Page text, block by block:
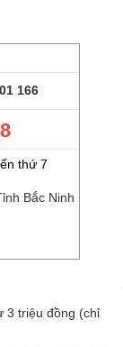
166
thứ 7
Bắc Ninh
3 triệu đồng (chỉ